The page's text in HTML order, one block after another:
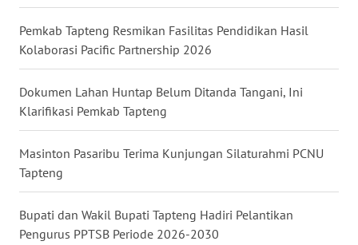
Pemkab Tapteng Resmikan Fasilitas Pendidikan Hasil
Kolaborasi Pacific Partnership 2026
Dokumen Lahan Huntap Belum Ditanda Tangani, Ini
Klarifikasi Pemkab Tapteng
Masinton Pasaribu Terima Kunjungan Silaturahmi PCNU
Tapteng
Bupati dan Wakil Bupati Tapteng Hadiri Pelantikan
Pengurus PPTSB Periode 2026-2030
WN
JAMBI
WN
SULTRA
WN